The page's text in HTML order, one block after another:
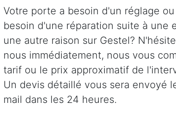
Votre porte a besoin d'un réglage
besoin d'une réparation suite à une
une autre raison sur Gestel?
nous immédiatement, nous vous
tarif ou le prix approximatif de
Un devis détaillé vous sera envoyé
mail dans les 24 heures.